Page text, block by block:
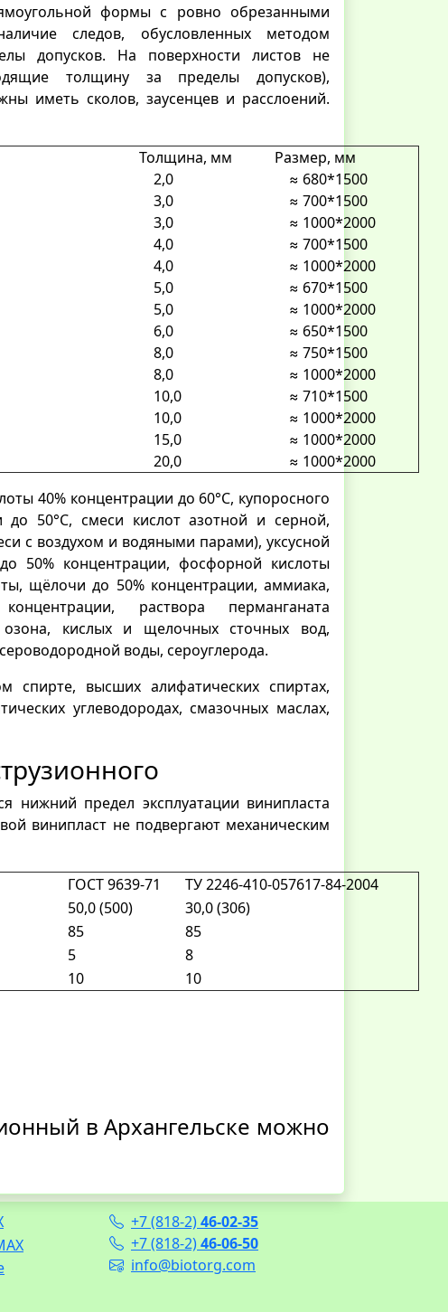
формы с ровно обрезанными
следов, обусловленных методом
допусков. На поверхности листов не
толщину за пределы допусков),
иметь сколов, заусенцев и расслоений.
Толщина, мм
Размер, мм
2,0
≈ 680*1500
3,0
≈ 700*1500
3,0
≈ 1000*2000
4,0
≈ 700*1500
4,0
≈ 1000*2000
5,0
≈ 670*1500
5,0
≈ 1000*2000
6,0
≈ 650*1500
8,0
≈ 750*1500
8,0
≈ 1000*2000
10,0
≈ 710*1500
10,0
≈ 1000*2000
15,0
≈ 1000*2000
20,0
≈ 1000*2000
40% концентрации до 60°С, купоросного
до 50°С, смеси кислот азотной и серной,
с воздухом и водяными парами), уксусной
50% концентрации, фосфорной кислоты
щёлочи до 50% концентрации, аммиака,
раствора перманганата
озона, кислых и щелочных сточных вод,
воды, сероуглерода.
высших алифатических спиртах,
углеводородах, смазочных маслах,
нижний предел эксплуатации винипласта
винипласт не подвергают механическим
ГОСТ 9639-71
ТУ 2246-410-057617-84-2004
50,0 (500)
30,0 (306)
85
85
5
8
10
10
в Архангельске можно
+7 (818-2)46-02-35
+7 (818-2)46-06-50
info@biotorg.com